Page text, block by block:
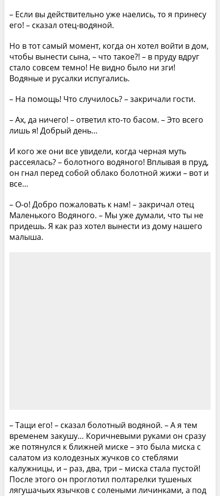
– Если вы действительно уже наелись, то я принесу
его! – сказал отец-водяной.
Но в тот самый момент, когда он хотел войти в дом,
чтобы вынести сына, – что такое?! – в пруду вдруг
стало совсем темно! Не видно было ни зги!
Водяные и русалки испугались.
– На помощь! Что случилось? – закричали гости.
– Ах, да ничего! – ответил кто-то басом. – Это всего
лишь я! Добрый день…
И кого же они все увидели, когда черная муть
рассеялась? – болотного водяного! Вплывая в пруд,
он гнал перед собой облако болотной жижи – вот и
все…
– О-о! Добро пожаловать к нам! – закричал отец
Маленького Водяного. – Мы уже думали, что ты не
придешь. Я как раз хотел вынести из дому нашего
малыша.
– Тащи его! – сказал болотный водяной. – А я тем
временем закушу… Коричневыми руками он сразу
же потянулся к ближней миске – это была миска с
салатом из колодезных жучков со стеблями
калужницы, и – раз, два, три – миска стала пустой!
После этого он проглотил полтарелки тушеных
лягушачьих язычков с солеными личинками, а под